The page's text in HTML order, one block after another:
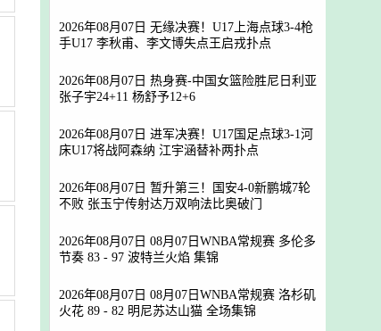
2026年08月07日 无缘决赛！U17上海点球3-4枪
手U17 李秋甫、李文博失点王启戎扑点
2026年08月07日 热身赛-中国女篮险胜尼日利亚
张子宇24+11 杨舒予12+6
2026年08月07日 进军决赛！U17国足点球3-1河
床U17将战阿森纳 江宇涵替补两扑点
2026年08月07日 暂升第三！国安4-0新鹏城7轮
不败 张玉宁传射达万双响法比奥破门
2026年08月07日 08月07日WNBA常规赛 多伦多
节奏 83 - 97 波特兰火焰 集锦
2026年08月07日 08月07日WNBA常规赛 洛杉矶
火花 89 - 82 明尼苏达山猫 全场集锦